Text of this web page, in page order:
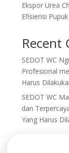
Ekspor Urea
Efisiensi Pupuk
Recent
SEDOT WC
Profesional
Harus
SEDOT WC
dan
Yang Harus